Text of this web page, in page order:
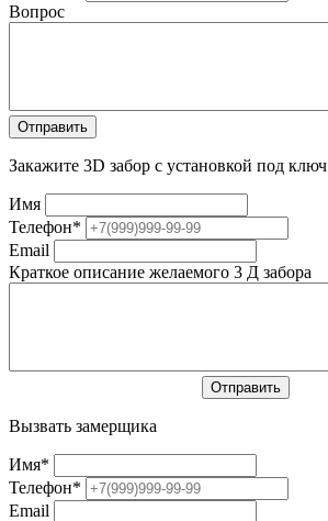
Вопрос
Закажите 3D забор с установкой под ключ
Имя
Телефон*
Email
Краткое описание желаемого 3 Д забора
Вызвать замерщика
Имя*
Телефон*
Email